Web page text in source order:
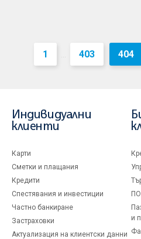
1 ... 403 404
Индивидуални
клиенти
Карти
Сметки и плащания
Кредити
Спестявания и инвестиции
Частно банкиране
Застраховки
Актуализация на клиентски данни
и